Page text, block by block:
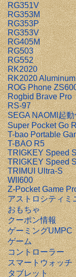
RG351V
RG353M
RG353P
RG353V
RG405M
RG503
RG552
RK2020
RK2020 Aluminum
ROG Phone
Rogbid Brave Pro
RS-97
SEGA NAOMI起
Super Pocket Go
T-bao Portable
T-BAO R5
TRIGKEY Speed
TRIGKEY Speed
TRIMUI Ultra-S
WII600
Z-Pocket Game
アストロシティミ
おもちゃ
クーポン情報
ゲーミングUMPC
ゲーム
コントローラー
スマートウォッチ
タブレット